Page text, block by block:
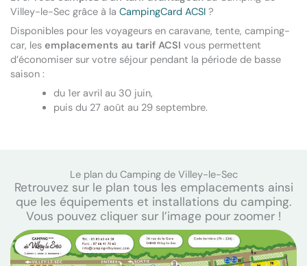
Villey-le-Sec grâce à la CampingCard ACSI?
Disponibles pour les voyageurs en caravane, tente, camping-
car, les emplacements au tarif ACSI vous permettent
d’économiser sur votre séjour pendant la période de basse
saison :
du 1er avril au 30 juin,
puis du 27 août au 29 septembre.
Le plan du Camping de Villey-le-Sec
Retrouvez sur le plan tous les emplacements ainsi
que les équipements et installations du camping.
Vous pouvez cliquer sur l’image pour zoomer !